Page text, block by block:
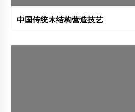
中国传统木结构营造技艺